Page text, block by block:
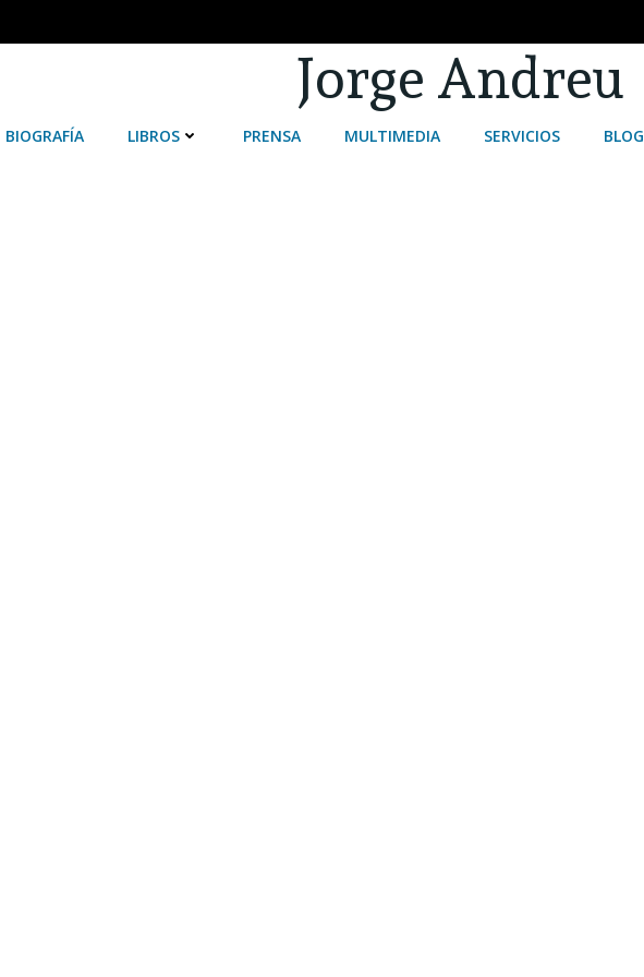
Jorge Andreu
BIOGRAFÍA LIBROS PRENSA MULTIMEDIA SERVICIOS BLOG